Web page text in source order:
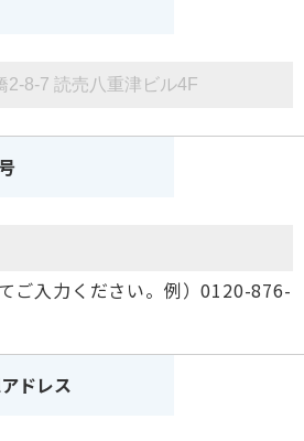
ご入力ください。例）0120-876-
ドレス